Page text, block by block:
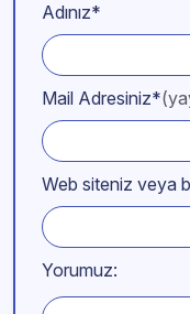
Adınız*
Mail Adresiniz*
Web siteniz veya
Yorumuz: